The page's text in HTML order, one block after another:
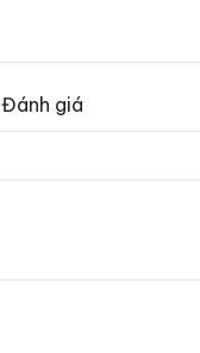
Đánh giá